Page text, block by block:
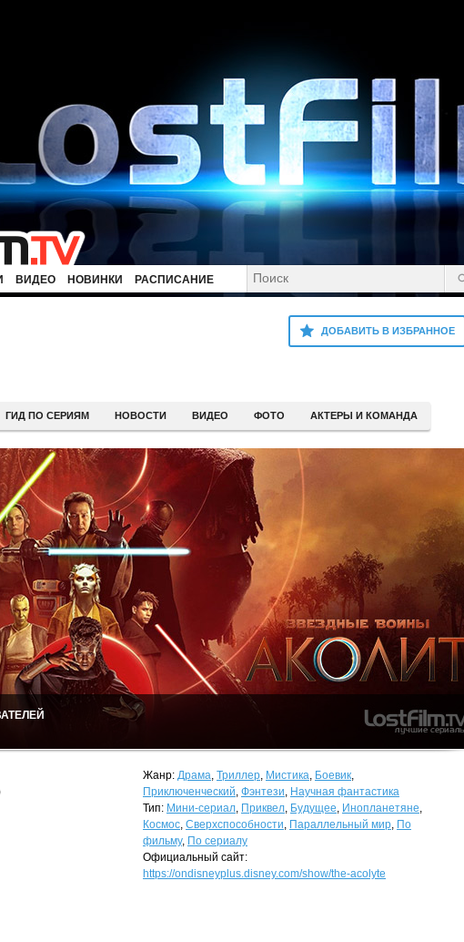
ВИДЕО НОВИНКИ РАСПИСАНИЕ
ДОБАВИТЬ В ИЗБРАННОЕ
ГИД ПО СЕРИЯМ НОВОСТИ ВИДЕО ФОТО АКТЕРЫ И КОМАНДА
Жанр: Драма, Триллер, Мистика, Боевик,
Приключенческий, Фэнтези, Научная фантастика
Тип: Мини-сериал, Приквел, Будущее, Инопланетяне,
Космос, Сверхспособности, Параллельный мир, По
фильму, По сериалу
Официальный сайт:
https://ondisneyplus.disney.com/show/the-acolyte